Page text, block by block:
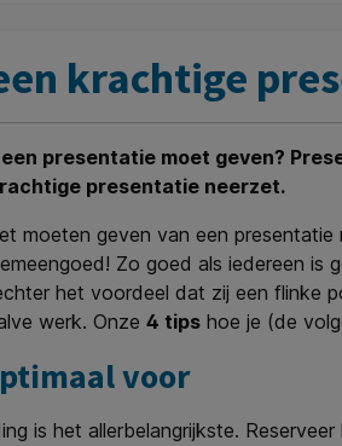
krachtige
presentatie moet geven?
presentatie neerzet.
moeten geven van een
Zo goed als iedereen
het voordeel dat zij een flinke
werk. Onze 4 tips hoe je (de
voor
is het allerbelangrijkste.